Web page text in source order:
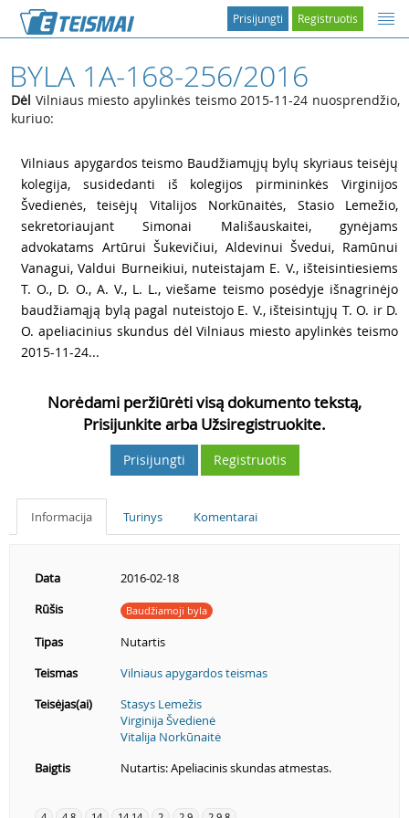
Registruotis
Prisijungti
BYLA 1A-168-256/2016
Dėl Vilniaus miesto apylinkės teismo 2015-11-24 nuosprendžio,
kuriuo:
Vilniaus apygardos teismo Baudžiamųjų bylų skyriaus teisėjų
kolegija, susidedanti iš kolegijos pirmininkės Virginijos
Švedienės, teisėjų Vitalijos Norkūnaitės, Stasio Lemežio,
sekretoriaujant Simonai Mališauskaitei, gynėjams
advokatams Artūrui Šukevičiui, Aldevinui Švedui, Ramūnui
Vanagui, Valdui Burneikiui, nuteistajam E. V., išteisintiesiems
T. O., D. O., A. V., L. L., viešame teismo posėdyje išnagrinėjo
baudžiamąją bylą pagal nuteistojo E. V., išteisintųjų T. O. ir D.
O. apeliacinius skundus dėl Vilniaus miesto apylinkės teismo
2015-11-24...
Norėdami peržiūrėti visą dokumento tekstą,
Prisijunkite arba Užsiregistruokite.
Prisijungti Registruotis
Informacija Turinys Komentarai
Data
2016-02-18
Rūšis
Baudžiamoji byla
Tipas
Nutartis
Teismas
Vilniaus apygardos teismas
Teisėjas(ai)
Stasys Lemežis
Virginija Švedienė
Vitalija Norkūnaitė
Baigtis
Nutartis: Apeliacinis skundas atmestas.